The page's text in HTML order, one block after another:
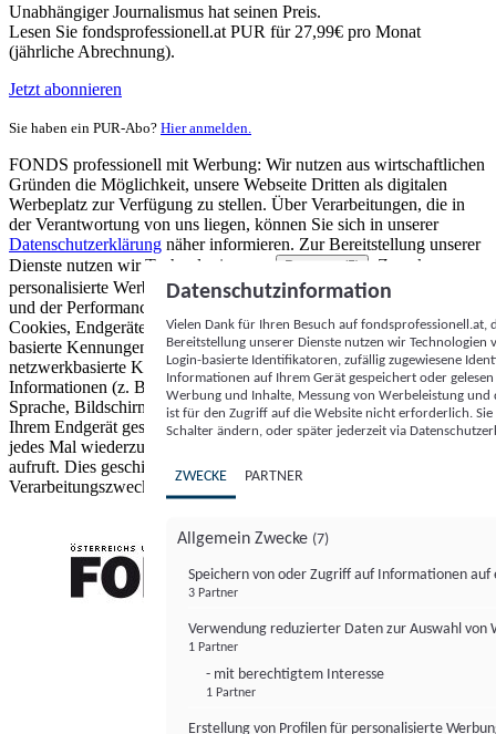
Unabhängiger Journalismus hat seinen Preis.
Lesen Sie fondsprofessionell.at PUR für 27,99€ pro Monat
(jährliche Abrechnung).
Jetzt abonnieren
Sie haben ein PUR-Abo? Hier anmelden.
FONDS professionell mit Werbung: Wir nutzen aus wirtschaftlichen
Gründen die Möglichkeit, unsere Webseite Dritten als digitalen
Werbeplatz zur Verfügung zu stellen. Über Verarbeitungen, die in
der Verantwortung von uns liegen, können Sie sich in unserer
Datenschutzerklärung näher informieren. Zur Bereitstellung unserer
Dienste nutzen wir Technologien von
Partnern (5)
. Zwecke:
personalisierte Werbung und Inhalte, Messung von Werbeleistung
und der Performance von Inhalten sowie Zielgruppenforschung.
Cookies, Endgeräte- oder ähnliche Online-Kennungen (z. B. login-
basierte Kennungen, zufällig generierte Kennungen,
netzwerkbasierte Kennungen) können zusammen mit anderen
Informationen (z. B. Browsertyp und Browserinformationen,
Sprache, Bildschirmgröße, unterstützte Technologien usw.) auf
Ihrem Endgerät gespeichert oder von dort ausgelesen werden, um es
jedes Mal wiederzuerkennen, wenn es eine App oder einer Webseite
aufruft. Dies geschieht für einen oder mehrere der hier aufgeführten
Verarbeitungszwecke.
Datenschutzinformation
Vielen Dank für Ihren Besuch auf
Bereitstellung unserer Dienste nutzen wir Technologien
Login-basierte Identifikatoren, zufällig zugewiesene
Informationen auf Ihrem Gerät gespeichert oder
Werbung und Inhalte, Messung von Werbeleistung
ist für den Zugriff auf die Website nicht erforderlich.
Schalter ändern, oder später jederzeit via
ZWECKE PARTNER
Allgemein Zwecke (7)
Speichern von oder Zugriff auf Informationen auf
3 Partner
Verwendung reduzierter Daten zur Auswahl von
1 Partner
- mit berechtigtem Interesse
1 Partner
Erstellung von Profilen für personalisierte
FONDS professionell